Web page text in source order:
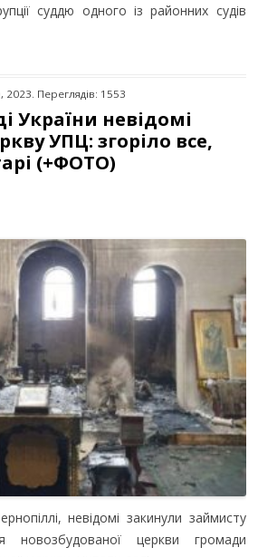
суддю одного із районних судів
Переглядів: 1553
України невідомі
УПЦ: згоріло все,
(+ФОТО)
невідомі закинули займисту
новозбудованої церкви громади